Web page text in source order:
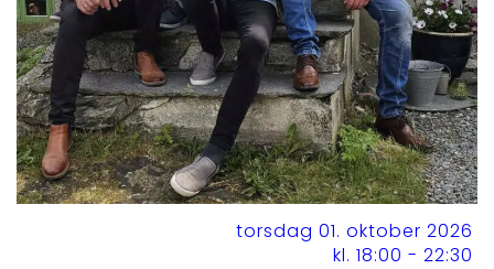
torsdag 01. oktober 2026
kl. 18:00 - 22:30